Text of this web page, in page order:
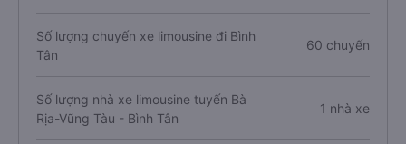
Số lượng chuyến xe limousine đi Bình
Tân
60 chuyến
Số lượng nhà xe limousine tuyến Bà
Rịa-Vũng Tàu - Bình Tân
1 nhà xe